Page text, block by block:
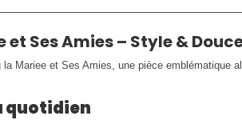
Ses Amies – Style &
Mariee et Ses Amies, une pièce
quotidien